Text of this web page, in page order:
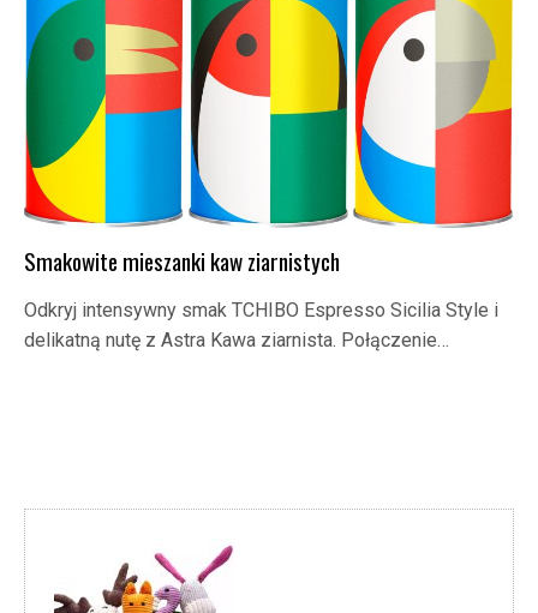
Smakowite mieszanki kaw ziarnistych
Odkryj intensywny smak TCHIBO Espresso Sicilia Style i
delikatną nutę z Astra Kawa ziarnista. Połączenie…